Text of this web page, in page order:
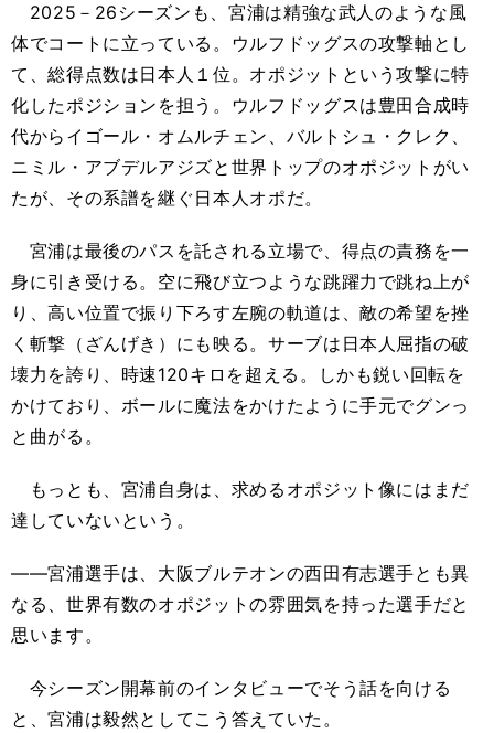
2025－26シーズンも、宮浦は精強な武人のような風
体でコートに立っている。ウルフドッグスの攻撃軸とし
て、総得点数は日本人１位。オポジットという攻撃に特
化したポジションを担う。ウルフドッグスは豊田合成時
代からイゴール・オムルチェン、バルトシュ・クレク、
ニミル・アブデルアジズと世界トップのオポジットがい
たが、その系譜を継ぐ日本人オポだ。
宮浦は最後のパスを託される立場で、得点の責務を一
身に引き受ける。空に飛び立つような跳躍力で跳ね上が
り、高い位置で振り下ろす左腕の軌道は、敵の希望を挫
く斬撃（ざんげき）にも映る。サーブは日本人屈指の破
壊力を誇り、時速120キロを超える。しかも鋭い回転を
かけており、ボールに魔法をかけたように手元でグンっ
と曲がる。
もっとも、宮浦自身は、求めるオポジット像にはまだ
達していないという。
――宮浦選手は、大阪ブルテオンの西田有志選手とも異
なる、世界有数のオポジットの雰囲気を持った選手だと
思います。
今シーズン開幕前のインタビューでそう話を向ける
と、宮浦は毅然としてこう答えていた。